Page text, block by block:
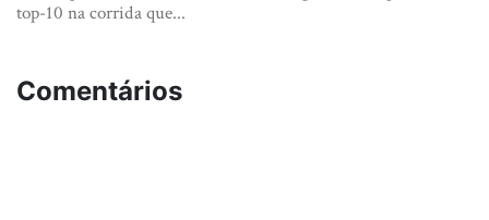
top-10 na corrida que...
Comentários